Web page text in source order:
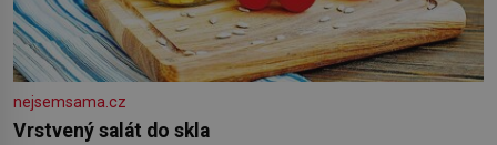
nejsemsama.cz
Vrstvený salát do skla